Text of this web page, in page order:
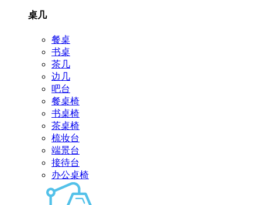
桌几
餐桌
书桌
茶几
边几
吧台
餐桌椅
书桌椅
茶桌椅
梳妆台
端景台
接待台
办公桌椅